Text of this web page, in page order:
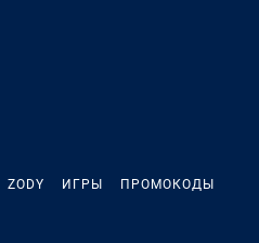
ZODY ИГРЫ ПРОМОКОДЫ